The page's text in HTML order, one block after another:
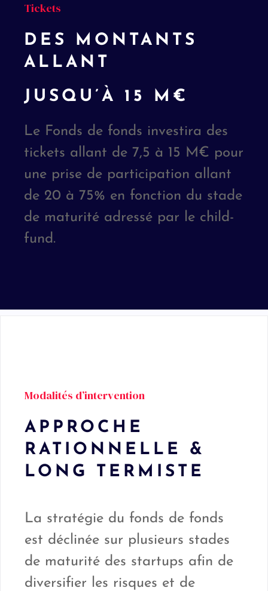
Tickets
DES MONTANTS
ALLANT
JUSQU’À 15 M€
Le Fonds de fonds investira des
tickets allant de 7,5 à 15 M€ pour
une prise de participation allant
de 20 à 75% en fonction du stade
de maturité adressé par le child-
fund.
Modalités d’intervention
APPROCHE
RATIONNELLE &
LONG TERMISTE
La stratégie du fonds de fonds
est déclinée sur plusieurs stades
de maturité des startups afin de
diversifier les risques et de